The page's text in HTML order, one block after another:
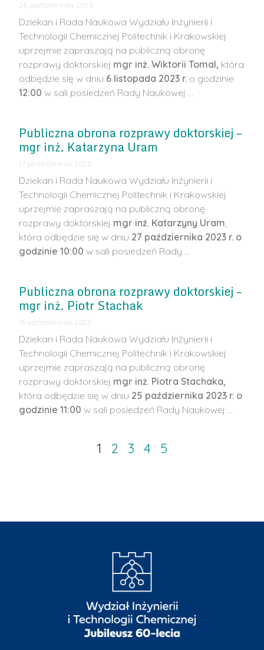
26 października 2023
Dziekan i Rada Naukowa Wydziału Inżynierii i
Technologii Chemicznej Politechnik i Krakowskiej
uprzejmie zapraszają na publiczną obronę
rozprawy doktorskiej mgr inż. Wiktorii Tomal, która
odbędzie się w dniu 6 listopada 2023 r. o godzinie
12:00 w sali posiedzeń Rady Naukowej …
Publiczna obrona rozprawy doktorskiej –
mgr inż. Katarzyna Uram
17 października 2023
Dziekan i Rada Naukowa Wydziału Inżynierii i
Technologii Chemicznej Politechnik i Krakowskiej
uprzejmie zapraszają na publiczną obronę
rozprawy doktorskiej mgr inż. Katarzyny Uram,
która odbędzie się w dniu 27 października 2023 r. o
godzinie 10:00 w sali posiedzeń Rady …
Publiczna obrona rozprawy doktorskiej –
mgr inż. Piotr Stachak
16 października 2023
Dziekan i Rada Naukowa Wydziału Inżynierii i
Technologii Chemicznej Politechnik i Krakowskiej
uprzejmie zapraszają na publiczną obronę
rozprawy doktorskiej mgr inż. Piotra Stachaka,
która odbędzie się w dniu 25 października 2023 r. o
godzinie 11:00 w sali posiedzeń Rady Naukowej …
1 2 3 4 5